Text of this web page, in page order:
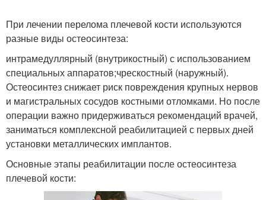
При лечении перелома плечевой кости используются
разные виды остеосинтеза:
интрамедуллярный (внутрикостный) с использованием
специальных аппаратов;чрескостный (наружный).
Остеосинтез снижает риск повреждения крупных нервов
и магистральных сосудов костными отломками. Но после
операции важно придерживаться рекомендаций врачей,
заниматься комплексной реабилитацией с первых дней
установки металлических имплантов.
Основные этапы реабилитации после остеосинтеза
плечевой кости: